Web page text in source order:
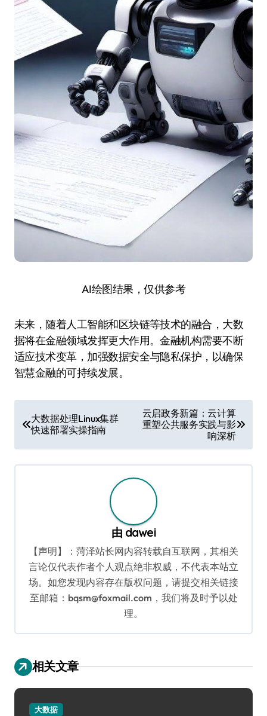
AI绘图结果，仅供参考
未来，随着人工智能和区块链等技术的融合，大数
据将在金融领域发挥更大作用。金融机构需要不断
适应技术变革，加强数据安全与隐私保护，以确保
智慧金融的可持续发展。
章
导
航
大数据处理Linux集群
快速部署实操指南
云启政务新篇：云计算
重塑公共服务实践与影
响深析
由 dawei
【声明】：菏泽站长网内容转载自互联网，其相关
言论仅代表作者个人观点绝非权威，不代表本站立
场。如您发现内容存在版权问题，请提交相关链接
至邮箱：bqsm@foxmail.com，我们将及时予以处
理。
相关文章
大数据